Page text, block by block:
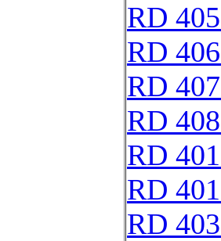
RD
RD
RD
RD
RD
RD
RD